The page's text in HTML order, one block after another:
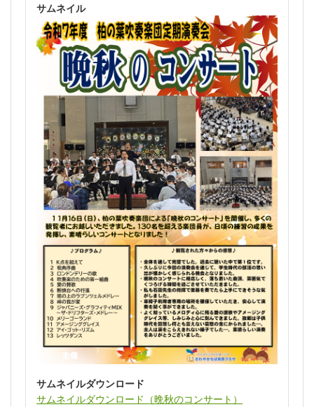
サムネイル
サムネイルダウンロード
サムネイルダウンロード（晩秋のコンサート）